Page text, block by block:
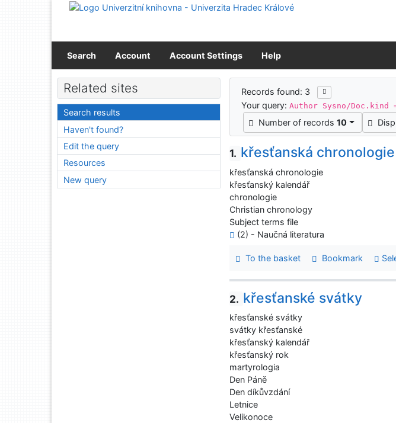
Go to content
Search Account Account Settings Help
Search results
Records found: 3
Your query:Author Sysno/Doc.kind
Number of records10
1. křesťanská chronologie
křesťanská chronologie
křesťanský kalendář
chronologie
Christian chronology
Subject terms file
(2) - Naučná literatura
To the basket Bookmark
2. křesťanské svátky
křesťanské svátky
svátky křesťanské
křesťanský kalendář
křesťanský rok
martyrologia
Den Páně
Den díkůvzdání
Letnice
Velikonoce
Related sites
Search results
Haven't found?
Edit the query
Resources
New query